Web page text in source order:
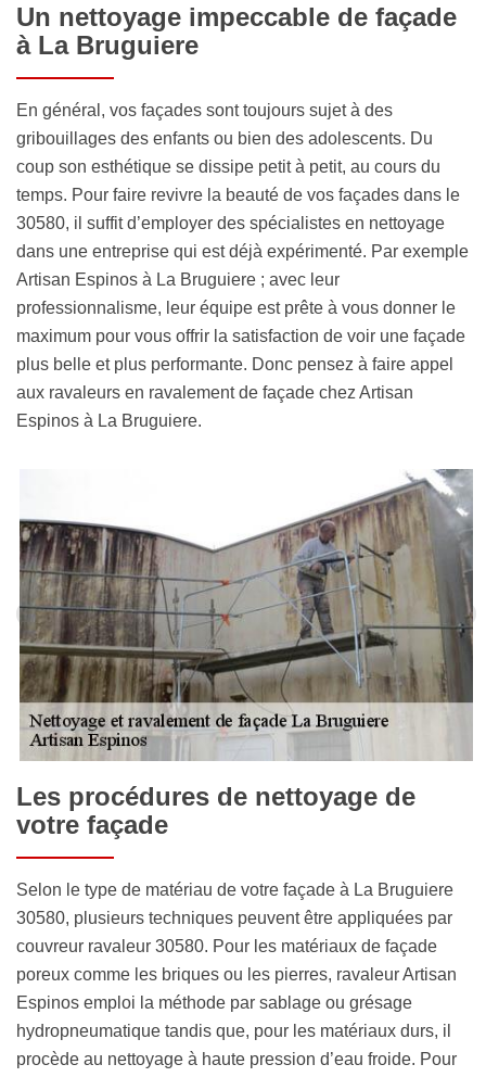
Un nettoyage impeccable de façade
à La Bruguiere
En général, vos façades sont toujours sujet à des
gribouillages des enfants ou bien des adolescents. Du
coup son esthétique se dissipe petit à petit, au cours du
temps. Pour faire revivre la beauté de vos façades dans le
30580, il suffit d’employer des spécialistes en nettoyage
dans une entreprise qui est déjà expérimenté. Par exemple
Artisan Espinos à La Bruguiere ; avec leur
professionnalisme, leur équipe est prête à vous donner le
maximum pour vous offrir la satisfaction de voir une façade
plus belle et plus performante. Donc pensez à faire appel
aux ravaleurs en ravalement de façade chez Artisan
Espinos à La Bruguiere.
Les procédures de nettoyage de
votre façade
Selon le type de matériau de votre façade à La Bruguiere
30580, plusieurs techniques peuvent être appliquées par
couvreur ravaleur 30580. Pour les matériaux de façade
poreux comme les briques ou les pierres, ravaleur Artisan
Espinos emploi la méthode par sablage ou grésage
hydropneumatique tandis que, pour les matériaux durs, il
procède au nettoyage à haute pression d’eau froide. Pour